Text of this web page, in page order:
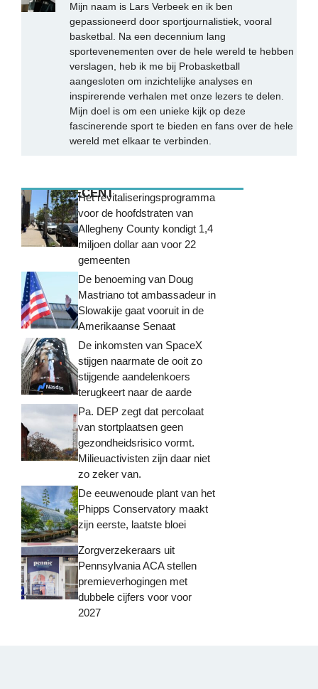
Mijn naam is Lars Verbeek en ik ben
gepassioneerd door sportjournalistiek, vooral
basketbal. Na een decennium lang
sportevenementen over de hele wereld te hebben
verslagen, heb ik me bij Probasketball
aangesloten om inzichtelijke analyses en
inspirerende verhalen met onze lezers te delen.
Mijn doel is om een unieke kijk op deze
fascinerende sport te bieden en fans over de hele
wereld met elkaar te verbinden.
MEEST RECENTHet revitaliseringsprogramma
voor de hoofdstraten van
Allegheny County kondigt 1,4
miljoen dollar aan voor 22
gemeenten
De benoeming van Doug
Mastriano tot ambassadeur in
Slowakije gaat vooruit in de
Amerikaanse Senaat
De inkomsten van SpaceX
stijgen naarmate de ooit zo
stijgende aandelenkoers
terugkeert naar de aarde
Pa. DEP zegt dat percolaat
van stortplaatsen geen
gezondheidsrisico vormt.
Milieuactivisten zijn daar niet
zo zeker van.
De eeuwenoude plant van het
Phipps Conservatory maakt
zijn eerste, laatste bloei
Zorgverzekeraars uit
Pennsylvania ACA stellen
premieverhogingen met
dubbele cijfers voor voor
2027